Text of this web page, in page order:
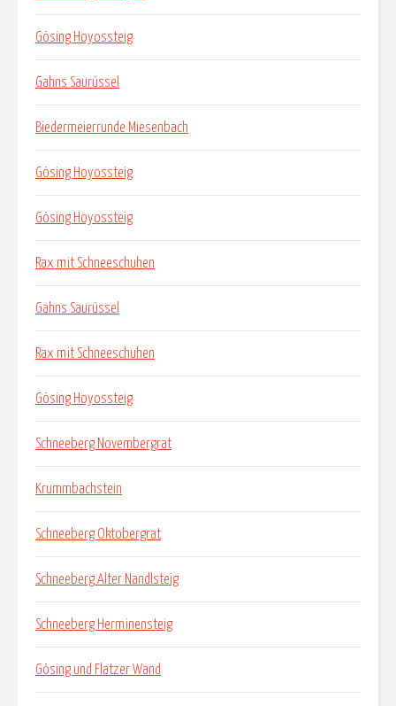
Gösing Hoyossteig
Gahns Saurüssel
Biedermeierrunde Miesenbach
Gösing Hoyossteig
Gösing Hoyossteig
Rax mit Schneeschuhen
Gahns Saurüssel
Rax mit Schneeschuhen
Gösing Hoyossteig
Schneeberg Novembergrat
Krummbachstein
Schneeberg Oktobergrat
Schneeberg Alter Nandlsteig
Schneeberg Herminensteig
Gösing und Flatzer Wand